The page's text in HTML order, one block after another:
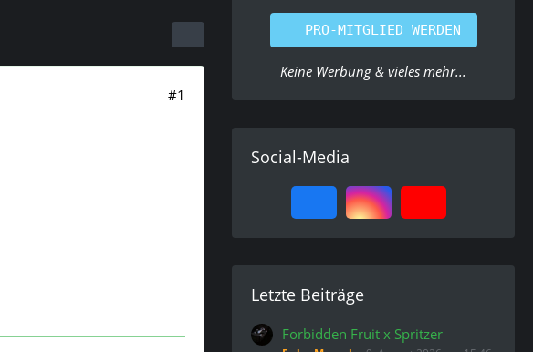
#1
PRO-MITGLIED WERDEN
Keine Werbung & vieles mehr...
Social-Media
Letzte Beiträge
Forbidden Fruit x Spritzer